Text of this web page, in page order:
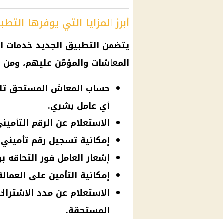
أبرز المزايا التي يوفرها
يتضمن التطبيق الجديد خدمات
المعاشات والمؤمّن عليهم، ومن
حساب المعاش المستحق
أي عامل بشري.
الاستعلام عن الرقم
إمكانية تسجيل رقم تأميني
إشعار العامل فور
إمكانية التأمين على
الاستعلام عن مدد
المستحقة.